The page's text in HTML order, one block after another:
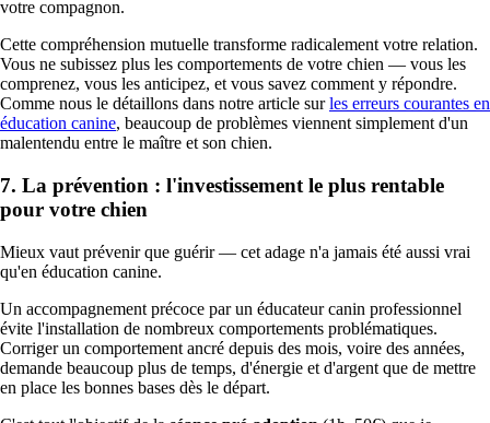
votre compagnon.
Cette compréhension mutuelle transforme radicalement votre relation.
Vous ne subissez plus les comportements de votre chien — vous les
comprenez, vous les anticipez, et vous savez comment y répondre.
Comme nous le détaillons dans notre article surles erreurs courantes en
éducation canine, beaucoup de problèmes viennent simplement d'un
malentendu entre le maître et son chien.
7. La prévention : l'investissement le plus rentable
pour votre chien
Mieux vaut prévenir que guérir — cet adage n'a jamais été aussi vrai
qu'en éducation canine.
Un accompagnement précoce par un éducateur canin professionnel
évite l'installation de nombreux comportements problématiques.
Corriger un comportement ancré depuis des mois, voire des années,
demande beaucoup plus de temps, d'énergie et d'argent que de mettre
en place les bonnes bases dès le départ.